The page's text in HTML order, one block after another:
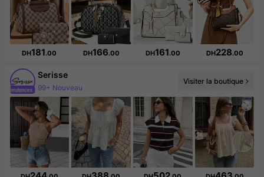
DH181.00 DH166.00 DH161.00 DH228.00
Serisse
497K abonné(e)(s)
Visiter la boutique